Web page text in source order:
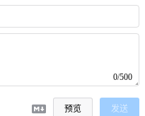
0/500
预览 发送